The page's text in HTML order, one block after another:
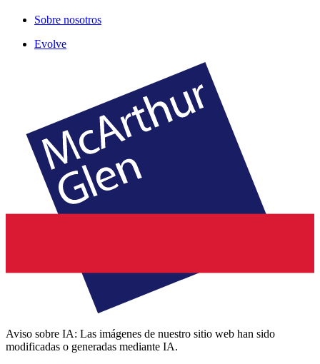
Sobre nosotros
Evolve
Aviso sobre IA: Las imágenes de nuestro sitio web han sido
modificadas o generadas mediante IA.